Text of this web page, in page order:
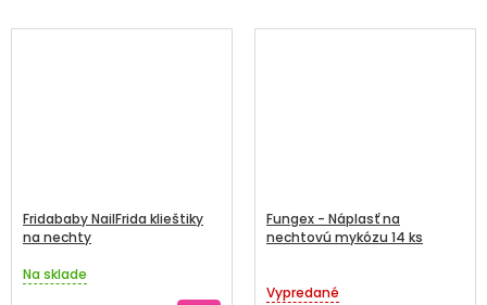
Fridababy NailFrida klieštiky
na nechty
Priemerné
Na sklade
Fungex - Náplasť na
nechtovú mykózu 14 ks
Vypredané